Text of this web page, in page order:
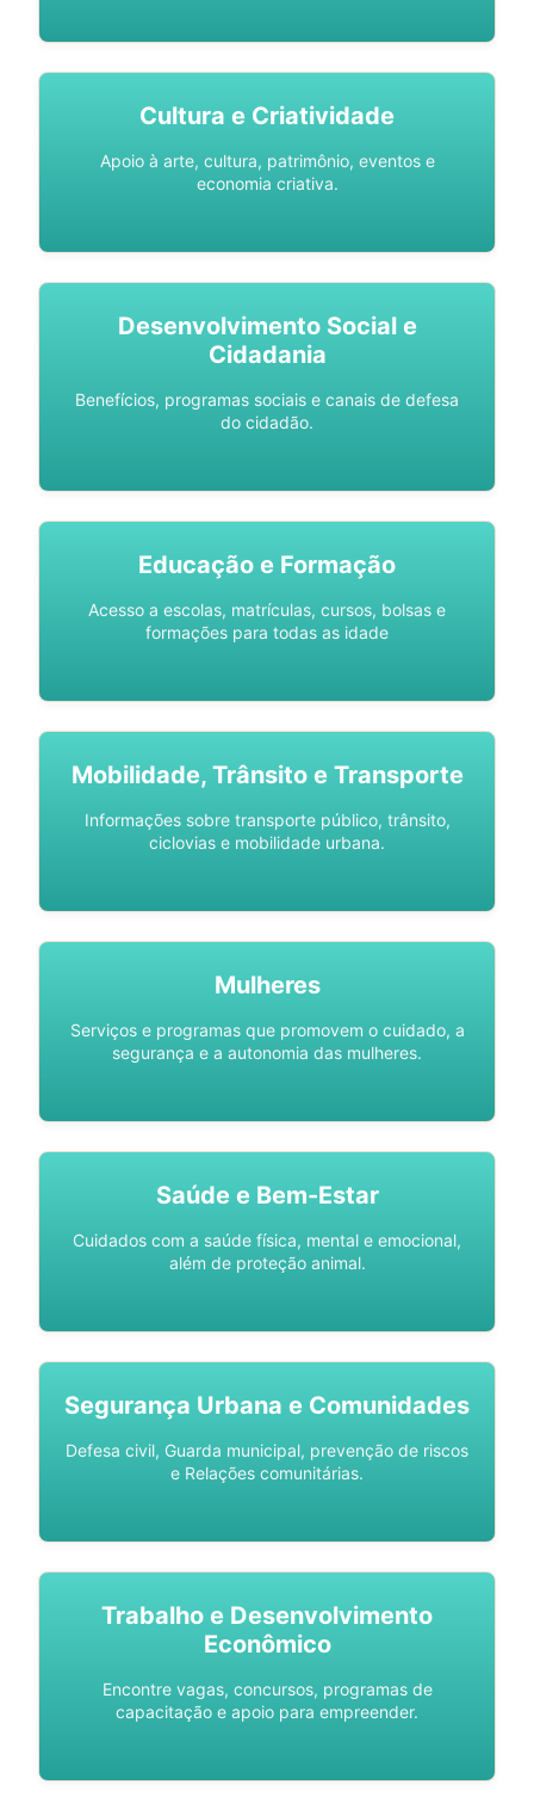
Cultura e Criatividade
Apoio à arte, cultura, patrimônio, eventos e
economia criativa.
Desenvolvimento Social e
Cidadania
Benefícios, programas sociais e canais de defesa
do cidadão.
Educação e Formação
Acesso a escolas, matrículas, cursos, bolsas e
formações para todas as idade
Mobilidade, Trânsito e Transporte
Informações sobre transporte público, trânsito,
ciclovias e mobilidade urbana.
Mulheres
Serviços e programas que promovem o cuidado, a
segurança e a autonomia das mulheres.
Saúde e Bem-Estar
Cuidados com a saúde física, mental e emocional,
além de proteção animal.
Segurança Urbana e Comunidades
Defesa civil, Guarda municipal, prevenção de riscos
e Relações comunitárias.
Trabalho e Desenvolvimento
Econômico
Encontre vagas, concursos, programas de
capacitação e apoio para empreender.